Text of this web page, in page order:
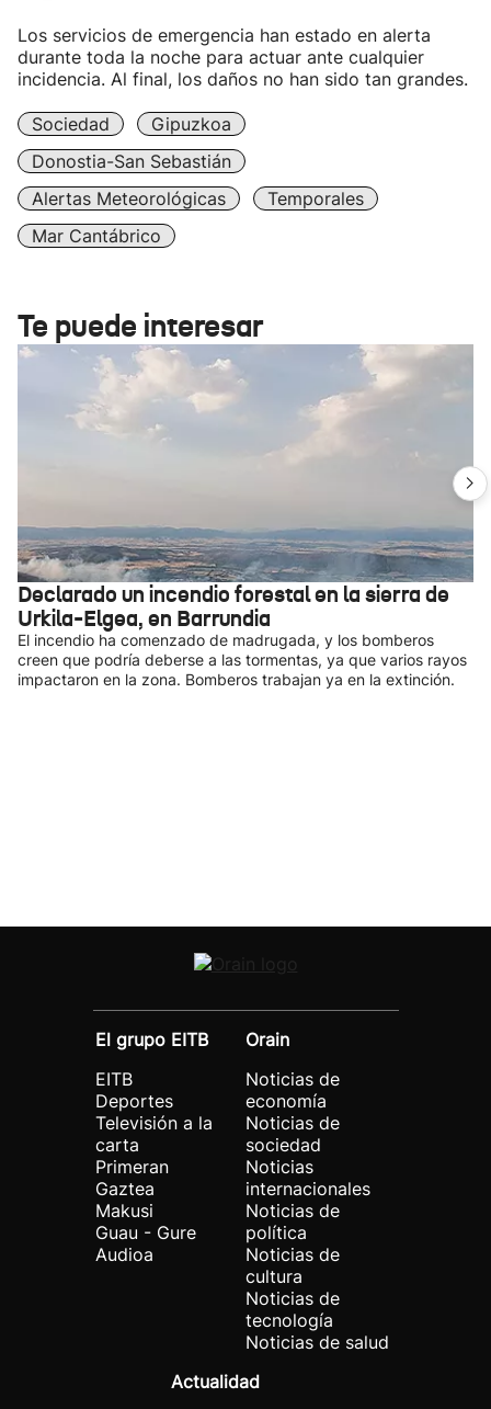
Los servicios de emergencia han estado en alerta
durante toda la noche para actuar ante cualquier
incidencia. Al final, los daños no han sido tan grandes.
Sociedad
Gipuzkoa
Donostia-San Sebastián
Alertas Meteorológicas
Temporales
Mar Cantábrico
Te puede interesar
Declarado un incendio forestal en la sierra de
Urkila-Elgea, en Barrundia
El incendio ha comenzado de madrugada, y los bomberos
creen que podría deberse a las tormentas, ya que varios rayos
impactaron en la zona. Bomberos trabajan ya en la extinción.
El grupo EITB
EITB
Deportes
Televisión a la
carta
Primeran
Gaztea
Makusi
Guau - Gure
Audioa
Orain
Noticias de
economía
Noticias de
sociedad
Noticias
internacionales
Noticias de
política
Noticias de
cultura
Noticias de
tecnología
Noticias de salud
Actualidad